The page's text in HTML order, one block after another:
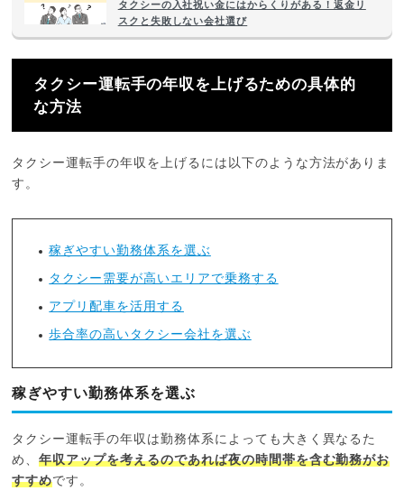
タクシーの入社祝い金にはからくりがある！返金リ
スクと失敗しない会社選び
タクシー運転手の年収を上げるための具体的
な方法
タクシー運転手の年収を上げるには以下のような方法がありま
す。
稼ぎやすい勤務体系を選ぶ
タクシー需要が高いエリアで乗務する
アプリ配車を活用する
歩合率の高いタクシー会社を選ぶ
稼ぎやすい勤務体系を選ぶ
タクシー運転手の年収は勤務体系によっても大きく異なるた
め、年収アップを考えるのであれば夜の時間帯を含む勤務がお
すすめです。